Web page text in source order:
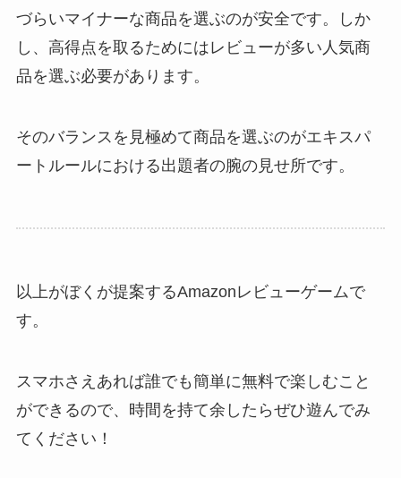
づらいマイナーな商品を選ぶのが安全です。しか
し、高得点を取るためにはレビューが多い人気商
品を選ぶ必要があります。
そのバランスを見極めて商品を選ぶのがエキスパ
ートルールにおける出題者の腕の見せ所です。
以上がぼくが提案するAmazonレビューゲームで
す。
スマホさえあれば誰でも簡単に無料で楽しむこと
ができるので、時間を持て余したらぜひ遊んでみ
てください！